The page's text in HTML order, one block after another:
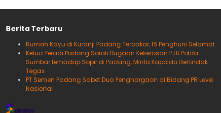
Berita Terbaru
Rumah Kayu di Kuranji Padang Terbakar, 15 Penghuni Selamat
Ketua Peradi Padang Soroti Dugaan Kekerasan PJU Polda
Sumbar terhadap Sopir di Padang, Minta Kapolda Bertindak
Tegas
PT Semen Padang Sabet Dua Penghargaan di Bidang PR Level
Nasional